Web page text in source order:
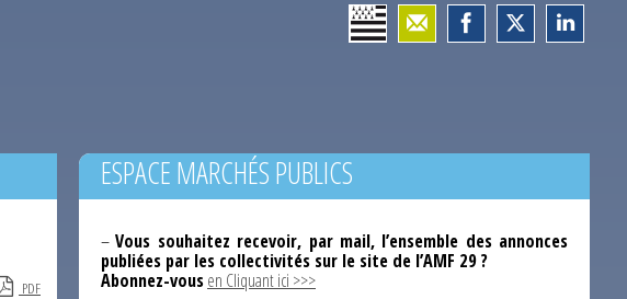
PDF
ESPACE MARCHÉS PUBLICS
–Vous souhaitez recevoir, par mail, l’ensemble des annonces
publiées par les collectivités sur le site de l’AMF 29 ?
Abonnez-vousen Cliquant ici >>>